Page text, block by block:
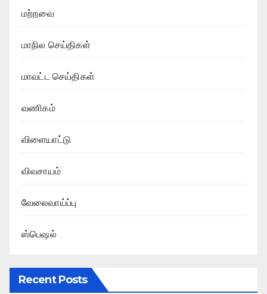
மற்றவை
மாநில செய்திகள்
மாவட்ட செய்திகள்
வணிகம்
விளையாட்டு
விவசாயம்
வேலைவாய்ப்பு
ஸ்பெஷல்
Recent Posts